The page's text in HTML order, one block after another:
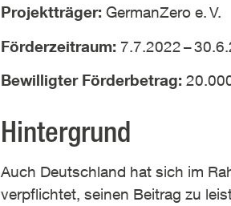
Projektträger: GermanZero e.V.
Förderzeitraum: 7.7.2022–
Bewilligter Förderbetrag:
Hintergrund
Auch Deutschland hat sich im
verpflichtet, seinen Beitrag zu